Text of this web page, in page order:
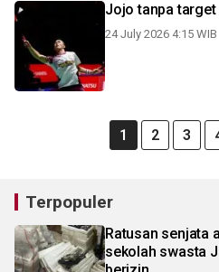
Jojo tanpa target
24 July 2026 4:15 WIB
1 2 3
Terpopuler
Ratusan senjata
sekolah swasta